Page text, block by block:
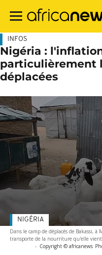
contenu
INFOS
Nigéria :
particulièrement
déplacées
Dans le camp de déplacés de Bakassi,
transporte de la nourriture qu'elle vient
- Copyright © africanews
NIGÉRIA